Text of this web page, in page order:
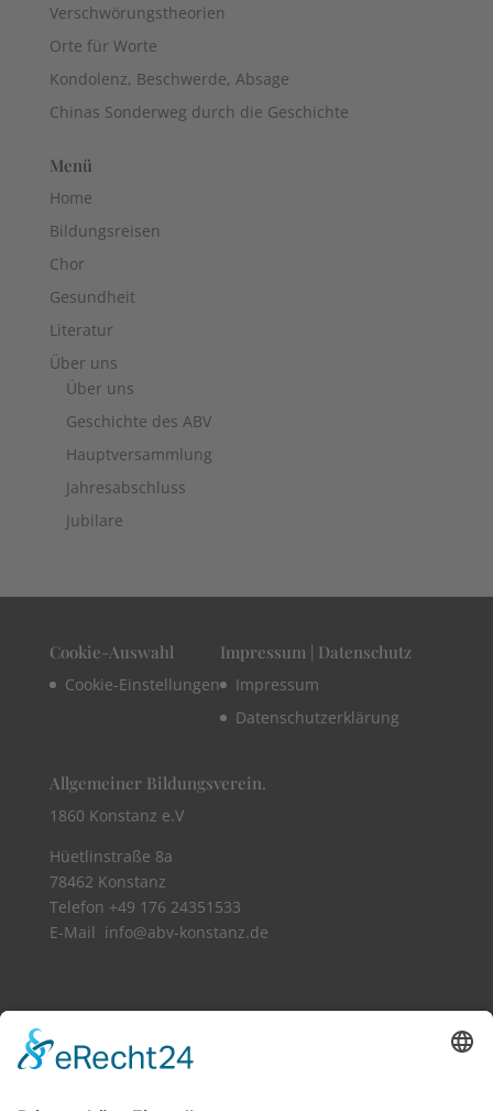
Verschwörungstheorien
Orte für Worte
Kondolenz, Beschwerde, Absage
Chinas Sonderweg durch die Geschichte
Menü
Home
Bildungsreisen
Chor
Gesundheit
Literatur
Über uns
Über uns
Geschichte des ABV
Hauptversammlung
Jahresabschluss
Jubilare
Cookie-Auswahl
Cookie-Einstellungen
Impressum | Datenschutz
Impressum
Datenschutzerklärung
Allgemeiner Bildungsverein.
1860 Konstanz e.V
Hüetlinstraße 8a
78462 Konstanz
Telefon +49 176 24351533​
E-Mail info@abv-konstanz.de
Vollbild